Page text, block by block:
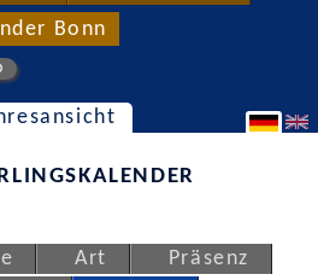
Bonn
Art
Präsenz